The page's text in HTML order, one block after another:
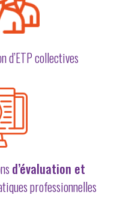
d’ETP collectives
d’évaluation et
professionnelles